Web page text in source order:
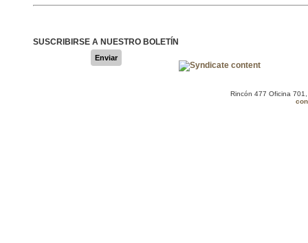
SUSCRIBIRSE A NUESTRO BOLETÍN
Enviar
Rincón 477 Oficina